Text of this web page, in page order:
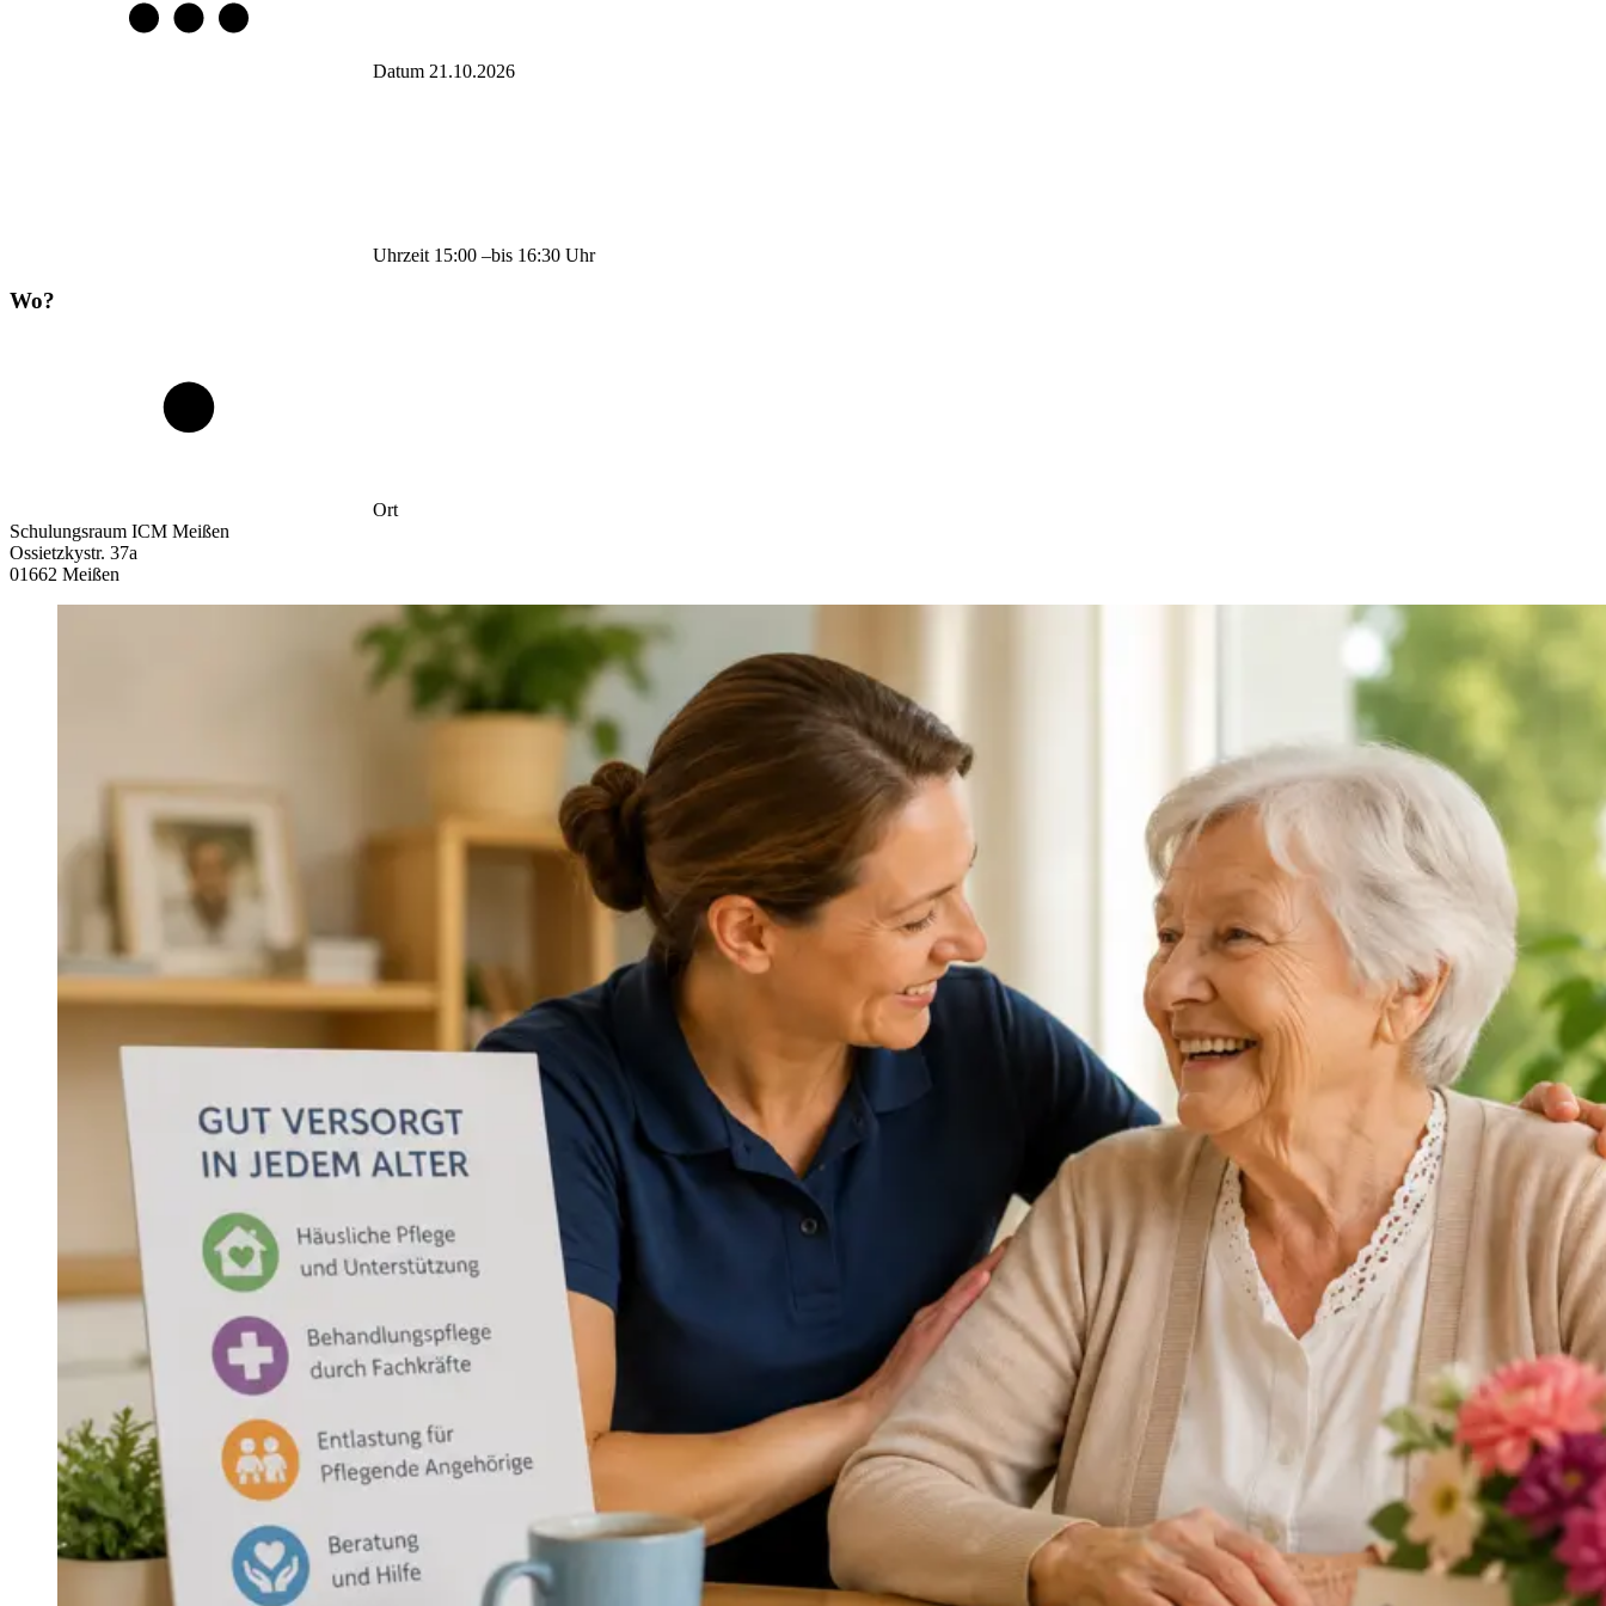
Datum 21.10.2026
Uhrzeit 15:00 –bis 16:30 Uhr
Wo?
Ort
Schulungsraum ICM Meißen
Ossietzkystr. 37a
01662 Meißen